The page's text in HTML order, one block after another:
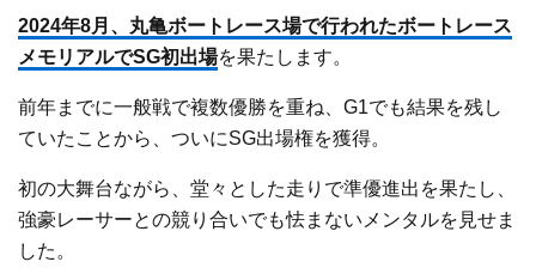
2024年8月、丸亀ボートレース場で行われたボートレース
メモリアルでSG初出場を果たします。
前年までに一般戦で複数優勝を重ね、G1でも結果を残し
ていたことから、ついにSG出場権を獲得。
初の大舞台ながら、堂々とした走りで準優進出を果たし、
強豪レーサーとの競り合いでも怯まないメンタルを見せま
した。